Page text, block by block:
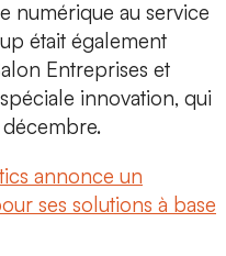
numérique au service
était également
Entreprises et
innovation, qui
annonce un
ses solutions à base